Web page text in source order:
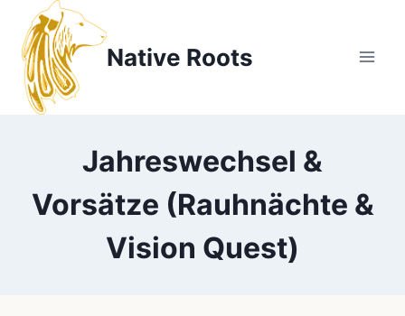
Inhalt
springen
Native Roots
Jahreswechsel &
Vorsätze (Rauhnächte &
Vision Quest)